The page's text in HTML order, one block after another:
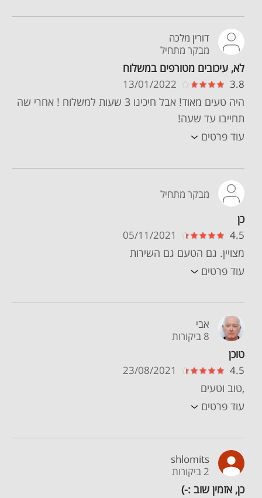
דורין מלכה
מבקר מתחיל
לא, עיכובים מטורפים במשלוח
3.8
13/01/2022
היה טעים מאוד! אבל חיכינו 3 שעות למשלוח ! אחרי שה
תחייבו עד שעה!
עוד פרטים
מבקר מתחיל
כן
4.5
05/11/2021
מצויין. גם הטעם גם השירות
עוד פרטים
אבי
8 ביקורות
טוכן
4.5
23/08/2021
,טוב וטעים
עוד פרטים
shlomits
2 ביקורות
כן, אזמין שוב :-)